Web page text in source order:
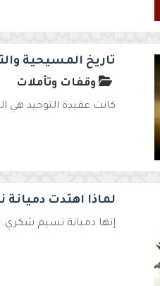
تاريخ المسيحية
وقفات وتأملات
كانت عقيدة التوحيد هي
لماذا اهتدت
إنها دميانة نسيم